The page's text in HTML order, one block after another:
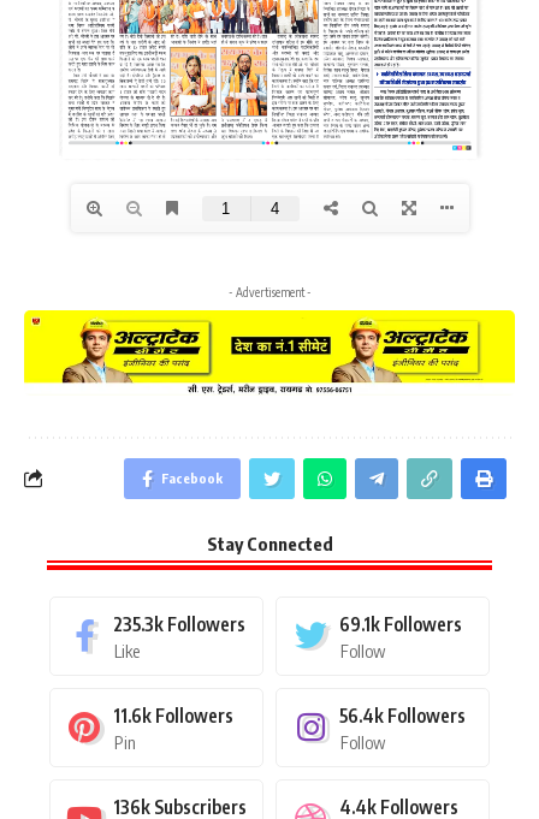
- Advertisement -
Facebook
Stay Connected
235.3k Followers
Like
69.1k Followers
Follow
11.6k Followers
Pin
56.4k Followers
Follow
136k Subscribers 4.4k Followers